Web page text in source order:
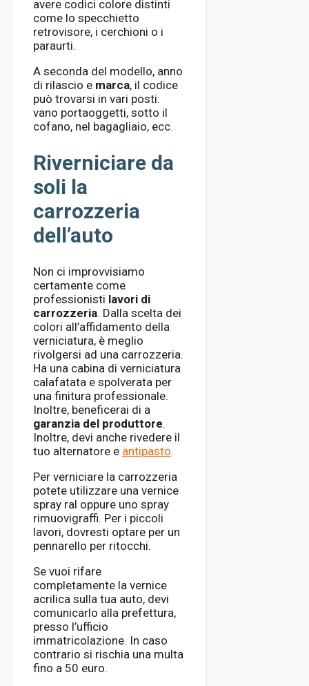
avere codici colore distinti
come lo specchietto
retrovisore, i cerchioni o i
paraurti.
A seconda del modello, anno
di rilascio e marca, il codice
può trovarsi in vari posti:
vano portaoggetti, sotto il
cofano, nel bagagliaio, ecc.
Riverniciare da
soli la
carrozzeria
dell’auto
Non ci improvvisiamo
certamente come
professionisti lavori di
carrozzeria. Dalla scelta dei
colori all’affidamento della
verniciatura, è meglio
rivolgersi ad una carrozzeria.
Ha una cabina di verniciatura
calafatata e spolverata per
una finitura professionale.
Inoltre, beneficerai di a
garanzia del produttore.
Inoltre, devi anche rivedere il
tuo alternatore e antipasto.
Per verniciare la carrozzeria
potete utilizzare una vernice
spray ral oppure uno spray
rimuovigraffi. Per i piccoli
lavori, dovresti optare per un
pennarello per ritocchi.
Se vuoi rifare
completamente la vernice
acrilica sulla tua auto, devi
comunicarlo alla prefettura,
presso l’ufficio
immatricolazione. In caso
contrario si rischia una multa
fino a 50 euro.